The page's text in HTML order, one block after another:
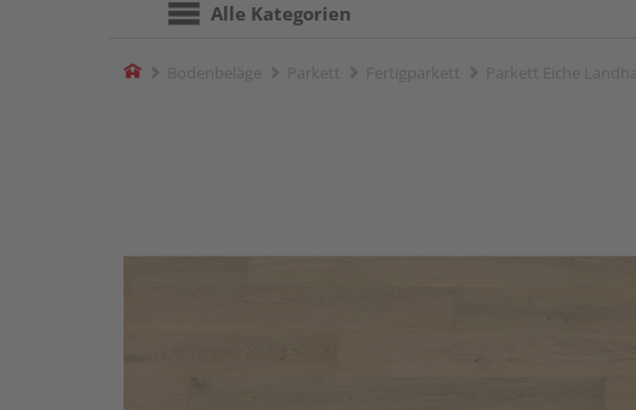
Alle Kategorien
Home